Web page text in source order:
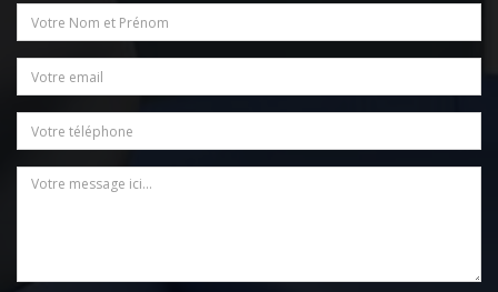
Nom / Prénom*
Email*
Téléphone